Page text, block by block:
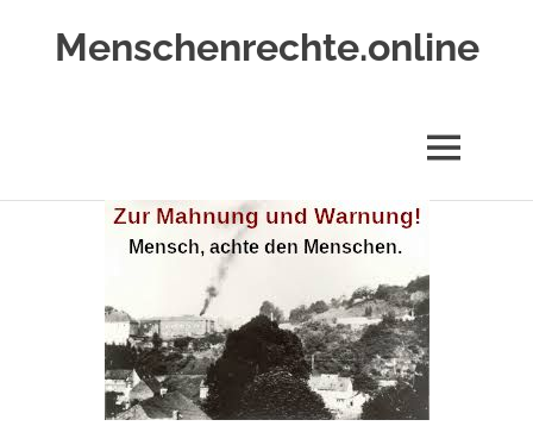
Menschenrechte.online
Geborene
MENÜ